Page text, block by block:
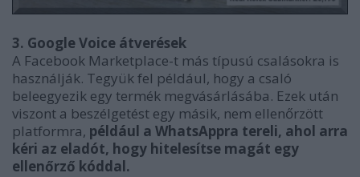
3. Google Voice átverések
A Facebook Marketplace-t más típusú csalásokra is
használják. Tegyük fel például, hogy a csaló
beleegyezik egy termék megvásárlásába. Ezek után
viszont a beszélgetést egy másik, nem ellenőrzött
platformra, például a WhatsAppra tereli, ahol arra
kéri az eladót, hogy hitelesítse magát egy
ellenőrző kóddal.